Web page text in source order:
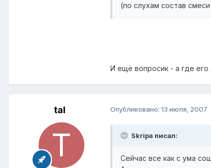
(по слухам состав
И ещё вопросик - а где его
tal Опубликовано: 13 июля, 2007
Skripa писал:
Сейчас все как с ума